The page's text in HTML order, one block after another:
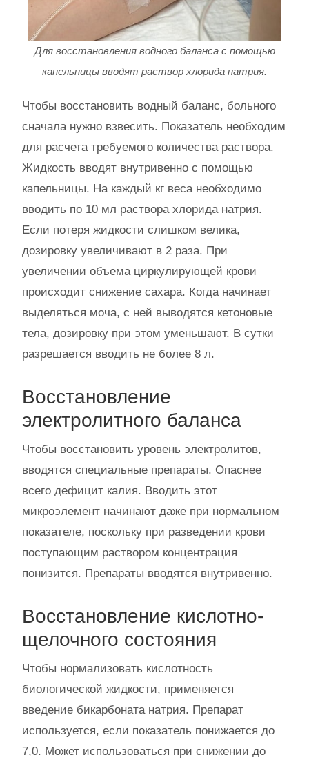
Для восстановления водного баланса с помощью
капельницы вводят раствор хлорида натрия.
Чтобы восстановить водный баланс, больного
сначала нужно взвесить. Показатель необходим
для расчета требуемого количества раствора.
Жидкость вводят внутривенно с помощью
капельницы. На каждый кг веса необходимо
вводить по 10 мл раствора хлорида натрия.
Если потеря жидкости слишком велика,
дозировку увеличивают в 2 раза. При
увеличении объема циркулирующей крови
происходит снижение сахара. Когда начинает
выделяться моча, с ней выводятся кетоновые
тела, дозировку при этом уменьшают. В сутки
разрешается вводить не более 8 л.
Восстановление
электролитного баланса
Чтобы восстановить уровень электролитов,
вводятся специальные препараты. Опаснее
всего дефицит калия. Вводить этот
микроэлемент начинают даже при нормальном
показателе, поскольку при разведении крови
поступающим раствором концентрация
понизится. Препараты вводятся внутривенно.
Восстановление кислотно-
щелочного состояния
Чтобы нормализовать кислотность
биологической жидкости, применяется
введение бикарбоната натрия. Препарат
используется, если показатель понижается до
7,0. Может использоваться при снижении до